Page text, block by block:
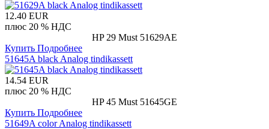
12.40 EUR
плюс 20 % НДС
HP 29 Must 51629AE
Купить Подробнее
51645A black Analog tindikassett
14.54 EUR
плюс 20 % НДС
HP 45 Must 51645GE
Купить Подробнее
51649A color Analog tindikassett